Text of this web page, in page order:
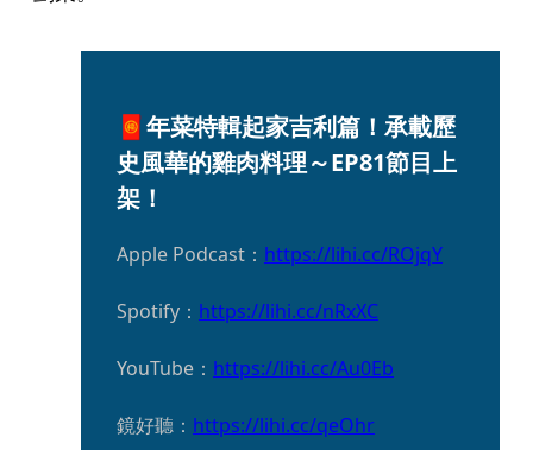
🧧年菜特輯起家吉利篇！承載歷
史風華的雞肉料理～EP81節目上
架！
Apple Podcast： https://lihi.cc/ROjqY
Spotify： https://lihi.cc/nRxXC
YouTube： https://lihi.cc/Au0Eb
鏡好聽： https://lihi.cc/qeOhr